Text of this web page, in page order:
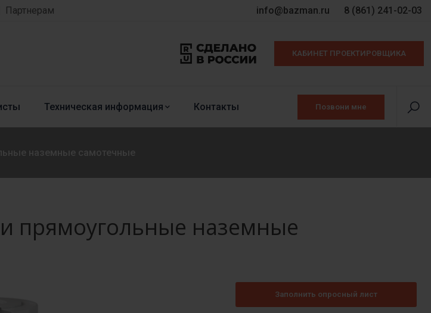
Партнерам info@bazman.ru 8 (861) 241-02-03
КАБИНЕТ ПРОЕКТИРОВЩИКА
Техническая информация Контакты Позвони мне
наземные самотечные
прямоугольные наземные
Заполнить опросный лист